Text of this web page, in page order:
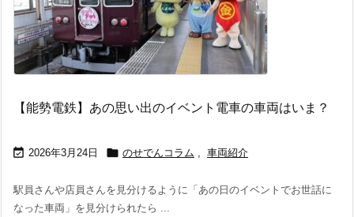
【能勢電鉄】あの思い出のイベント電車の車両はいま？
 2026年3月24日  のせでんコラム , 車両紹介
駅員さんや店員さんを見分けるように「あの日のイベントでお世話に
なった車両」を見分けられたら ...